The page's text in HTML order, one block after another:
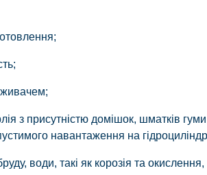
з присутністю домішок, шматків
навантаження на
води, такі як корозія та окислення,